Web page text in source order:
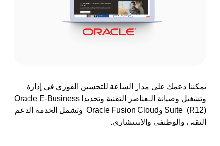
يمكننا دعمك على مدار الساعة للتحسين الفوري في إدارة
وتشغيل وصيانة الـعناصر التقنية وتحديدا Oracle E-Business
Suite (R12) وOracle Fusion Cloud وتشمل الخدمة الدعم
التقني والوظيفي والاستشاري.